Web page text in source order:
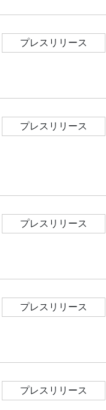
プレスリリース
プレスリリース
プレスリリース
プレスリリース
プレスリリース